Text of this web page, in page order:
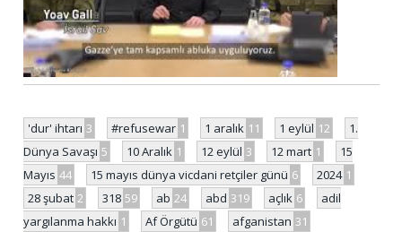
'dur' ihtarı 3 #refusewar 1 1 aralık 11 1 eylül 12
1.
Dünya Savaşı 5 10 Aralık 1 12 eylül 3 12 mart 1
15
Mayıs 44 15 mayıs dünya vicdani retçiler günü 6 2024 1
28 şubat 2 318 59 ab 24 abd 319 açlık 6
adil
yargılanma hakkı 1 Af Örgütü 61 afganistan 31